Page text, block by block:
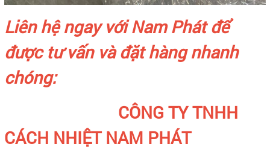
Liên hệ ngay với Nam Phát để
được tư vấn và đặt hàng nhanh
chóng:
CÔNG TY TNHH
CÁCH NHIỆT NAM PHÁT